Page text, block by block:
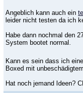
Angeblich kann auch ein
leider nicht testen da ich
Habe dann nochmal den
System bootet normal.
Kann es sein dass ich
Boxed mit
Hat noch jemand Ideen?